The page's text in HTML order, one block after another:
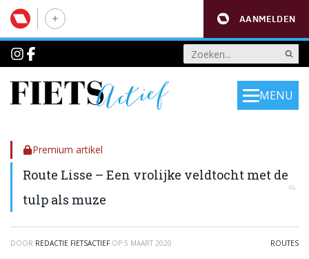
AANMELDEN
MENU
Premium artikel
Route Lisse – Een vrolijke veldtocht met de
tulp als muze
DOOR REDACTIE FIETSACTIEF OP 5 MAART 2020 ROUTES